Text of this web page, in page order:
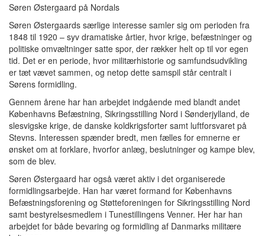
Søren Østergaard på Nordals
Søren Østergaards særlige interesse samler sig om perioden fra
1848 til 1920 – syv dramatiske årtier, hvor krige, befæstninger og
politiske omvæltninger satte spor, der rækker helt op til vor egen
tid. Det er en periode, hvor militærhistorie og samfundsudvikling
er tæt vævet sammen, og netop dette samspil står centralt i
Sørens formidling.
Gennem årene har han arbejdet indgående med blandt andet
Københavns Befæstning, Sikringsstilling Nord i Sønderjylland, de
slesvigske krige, de danske koldkrigsforter samt luftforsvaret på
Stevns. Interessen spænder bredt, men fælles for emnerne er
ønsket om at forklare, hvorfor anlæg, beslutninger og kampe blev,
som de blev.
Søren Østergaard har også været aktiv i det organiserede
formidlingsarbejde. Han har været formand for Københavns
Befæstningsforening og Støtteforeningen for Sikringsstilling Nord
samt bestyrelsesmedlem i Tunestillingens Venner. Her har han
arbejdet for både bevaring og formidling af Danmarks militære